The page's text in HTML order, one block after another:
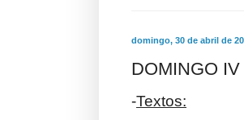
domingo, 30 de abril de
DOMINGO
-Textos: